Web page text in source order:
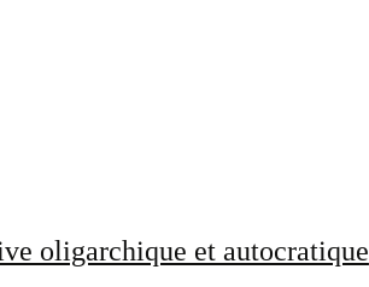
oligarchique et autocratique